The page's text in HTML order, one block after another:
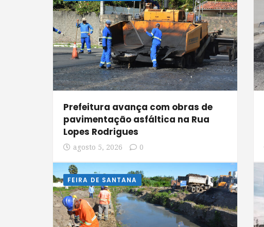
Prefeitura avança com obras de
pavimentação asfáltica na Rua
Lopes Rodrigues
agosto 5, 2026 0
FEIRA DE SANTANA